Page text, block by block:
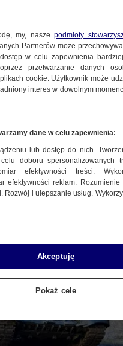
my, naszepodmioty
Partnerów może
w celu zapewnienia
przetwarzanie danych
cookie. Użytkownik może
interes w dowolnym
dane w celu zapewnienia:
lub dostęp do nich.
doboru spersonalizowanych
efektywności treści.
efektywności reklam.
Rozwój i ulepszanie usług.
Akceptuję
Pokaż cele